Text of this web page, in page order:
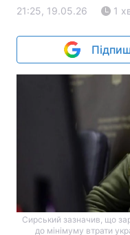
21:25, 19.05.26 1
Сирський зазначив, що
до мінімуму втрати